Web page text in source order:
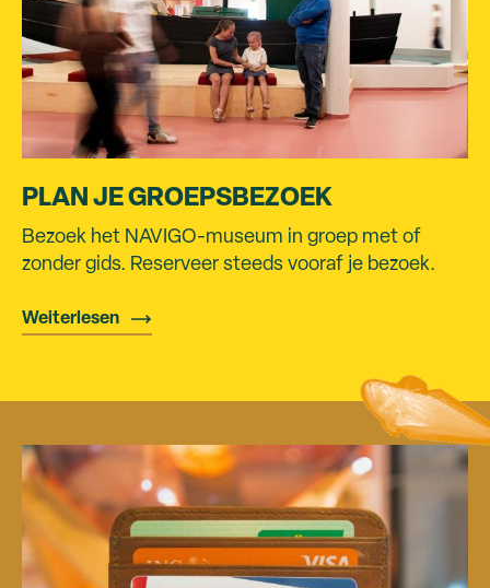
PLAN JE GROEPSBEZOEK
Bezoek het NAVIGO-museum in groep met of
zonder gids. Reserveer steeds vooraf je bezoek.
Weiterlesen